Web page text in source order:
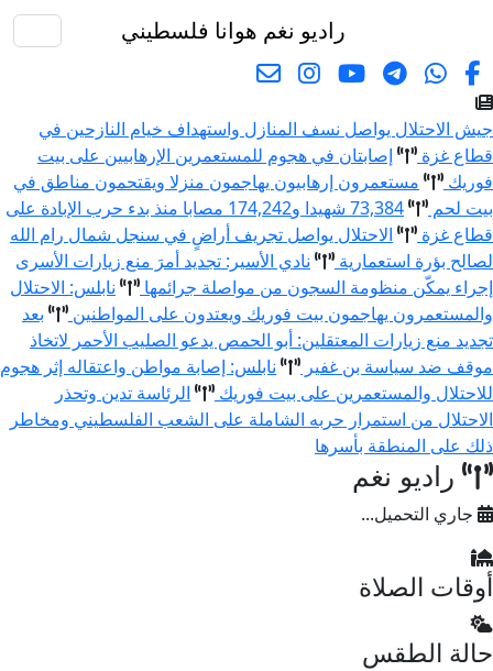
راديو نغم هوانا فلسطيني
جيش الاحتلال يواصل نسف المنازل واستهداف خيام النازحين في
قطاع غزة
إصابتان في هجوم للمستعمرين الإرهابيين على بيت
فوريك
مستعمرون إرهابيون يهاجمون منزلا ويقتحمون مناطق في
بيت لحم
73,384 شهيدا و174,242 مصابا منذ بدء حرب الإبادة على
قطاع غزة
الاحتلال يواصل تجريف أراضٍ في سنجل شمال رام الله
لصالح بؤرة استعمارية
نادي الأسير: تجديد أمرَ منع زيارات الأسرى
إجراء يمكّن منظومة السجون من مواصلة جرائمها
نابلس: الاحتلال
والمستعمرون يهاجمون بيت فوريك ويعتدون على المواطنين
بعد
تجديد منع زيارات المعتقلين: أبو الحمص يدعو الصليب الأحمر لاتخاذ
موقف ضد سياسة بن غفير
نابلس: إصابة مواطن واعتقاله إثر هجوم
للاحتلال والمستعمرين على بيت فوريك
الرئاسة تدين وتحذر
الاحتلال من استمرار حربه الشاملة على الشعب الفلسطيني ومخاطر
ذلك على المنطقة بأسرها
راديو نغم
جاري التحميل...
أوقات الصلاة
حالة الطقس